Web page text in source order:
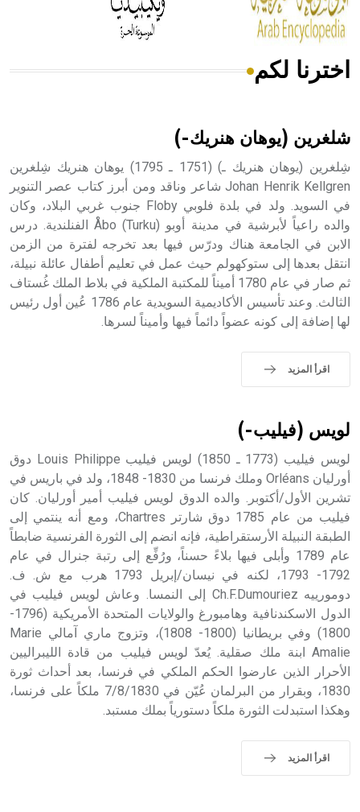
هل تعلم أن الأبسيد كلمة فرنسية اللفظ تم اعتمادها مصطلحاً
- هل تعلم أن أبجر Abgar اسم معروف جيداً يعود إلى عدد من
الملوك الذين حكموا مدينة إديسا (الرها) من أبجر الأول وحتى
التاسع، وهم ينتسبون إلى أسرة أوسروين
- هل تعلم أن الأبجدية الكنعانية تتألف من /22/ علامة كتابية
حيث تقتصر القيمة الصوتية للعلامة الك
اخترنا لكم
شلغرين (يوهان هنريك-)
شِلغرين (يوهان هنريك ـ) (1751 ـ 1795) يوهان هنريك شِلغرين
Johan Henrik Kellgren شاعر وناقد ومن أبرز كتاب عصر التنوير
في السويد. ولد في بلدة فلوبي Floby جنوب غربي البلاد، وكان
والده راعياً لأبرشية في مدينة أوبو Åbo (Turku) الفنلندية. درس
الابن في الجامعة هناك ودرّس فيها بعد تخرجه لفترة من الزمن
انتقل بعدها إلى ستوكهولم حيث عمل في تعليم أطفال عائلة نبيلة،
ثم صار في عام 1780 أميناً للمكتبة الملكية في بلاط الملك غُستاف
الثالث. وعند تأسيس الأكاديمية السويدية عام 1786 عُين أول رئيس
لها إضافة إلى كونه عضواً دائماً فيها وأميناً لسرها.
اقرأ المزيد
لويس (فيليب-)
لويس فيليب (1773 ـ 1850) لويس فيليب Louis Philippe دوق
أورليان Orléans وملك فرنسا من 1830- 1848، ولد في باريس في
تشرين الأول/أكتوبر. والده الدوق لويس فيليب أمير أورليان. كان
فيليب من عام 1785 دوق شارتر Chartres، ومع أنه ينتمي إلى
الطبقة النبيلة الأرستقراطية، فإنه انضم إلى الثورة الفرنسية ضابطاً
عام 1789 وأبلى فيها بلاءً حسناً، ورُفِّع إلى رتبة جنرال في عام
1792- 1793، لكنه في نيسان/إبريل 1793 هرب مع ش. ف.
دومورييه Ch.F.Dumouriez إلى النمسا. وعاش لويس فيليب في
الدول الاسكندنافية وهامبورغ والولايات المتحدة الأمريكية (1796-
1800) وفي بريطانيا (1800- 1808)، وتزوج ماري آمالي Marie
Amalie ابنة ملك صقلية. يُعدّ لويس فيليب من قادة الليبراليين
الأحرار الذين عارضوا الحكم الملكي في فرنسا، بعد أحداث ثورة
1830، وبقرار من البرلمان عُيّن في 7/8/1830 ملكاً على فرنسا،
وهكذا استبدلت الثورة ملكاً دستورياً بملك مستبد.
اقرأ المزيد